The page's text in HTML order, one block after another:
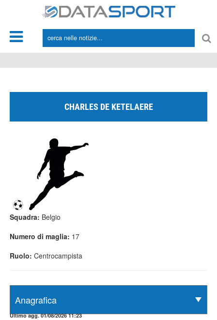
CHARLES DE KETELAERE
Squadra: Belgio
Numero di maglia: 17
Ruolo: Centrocampista
Ultimo agg. 01/08/2026 11:23